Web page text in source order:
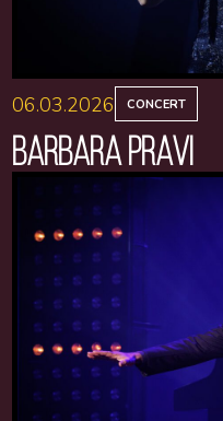
06.03.2026 CONCERT
BARBARA PRAVI